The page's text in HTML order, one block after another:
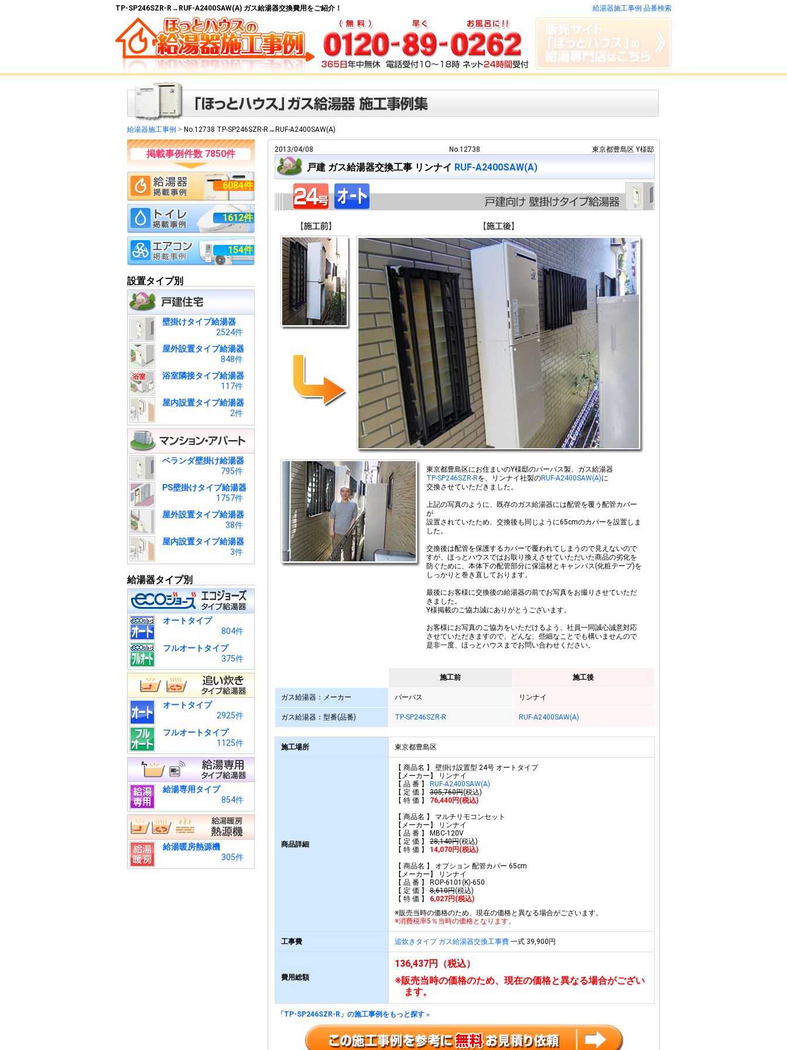
TP-SP246SZR-R→RUF-A2400SAW(A) ガス給湯器交換費用をご紹介！ 給湯器施工事例 品番検索
給湯器施工事例 > No.12738 TP-SP246SZR-R→RUF-A2400SAW(A)
掲載事例件数 7850件
6084件
1612件
154件
設置タイプ別
壁掛けタイプ給湯器
2524件
屋外設置タイプ給湯器
848件
浴室隣接タイプ給湯器
117件
屋内設置タイプ給湯器
2件
ベランダ壁掛け給湯器
795件
PS壁掛けタイプ給湯器
1757件
屋外設置タイプ給湯器
38件
屋内設置タイプ給湯器
3件
給湯器タイプ別
オートタイプ
804件
フルオートタイプ
375件
オートタイプ
2925件
フルオートタイプ
1125件
給湯専用タイプ
854件
給湯暖房熱源機
305件
2013/04/08 No.12738 東京都豊島区 Y様邸
戸建 ガス給湯器交換工事 リンナイ RUF-A2400SAW(A)
東京都豊島区にお住まいのY様邸のパーパス製、ガス給湯器
TP-SP246SZR-Rを、リンナイ社製のRUF-A2400SAW(A)に
交換させていただきました。
上記の写真のように、既存のガス給湯器には配管を覆う配管カバー
が
設置されていたため、交換後も同じように65cmのカバーを設置しま
した。
交換後は配管を保護するカバーで覆われてしまうので見えないので
すが、ほっとハウスではお取り換えさせていただいた商品の劣化を
防ぐために、本体下の配管部分に保温材とキャンパス(化粧テープ)を
しっかりと巻き直しております。
最後にお客様に交換後の給湯器の前でお写真をお撮りさせていただ
きました。
Y様掲載のご協力誠にありがとうございます。
お客様にお写真のご協力をいただけるよう、社員一同誠心誠意対応
させていただきますので、どんな、些細なことでも構いませんので
是非一度、ほっとハウスまでお問い合わせください。
施工前 施工後
ガス給湯器：メーカー パーパス リンナイ
ガス給湯器：型番(品番) TP-SP246SZR-R RUF-A2400SAW(A)
施工場所 東京都豊島区
商品詳細
【 商品名 】 壁掛け設置型 24号 オートタイプ
【メーカー】 リンナイ
【 品 番 】
RUF-A2400SAW(A)
【 定 価 】305,760円(税込)
【 特 価 】
76,440円(税込)
【 商品名 】 マルチリモコンセット
【メーカー】 リンナイ
【 品 番 】 MBC-120V
【 定 価 】28,140円(税込)
【 特 価 】
14,070円(税込)
【 商品名 】 オプション 配管カバー 65cm
【メーカー】 リンナイ
【 品 番 】 ROP-6101(K)-650
【 定 価 】8,610円(税込)
【 特 価 】
6,027円(税込)
※販売当時の価格のため、現在の価格と異なる場合がございます。
※消費税率5％当時の価格となります。
工事費 追炊きタイプ ガス給湯器交換工事費一式 39,900円
費用総額
136,437円（税込）
※販売当時の価格のため、現在の価格と異なる場合がござい
ます。
「TP-SP246SZR-R」の施工事例をもっと探す »